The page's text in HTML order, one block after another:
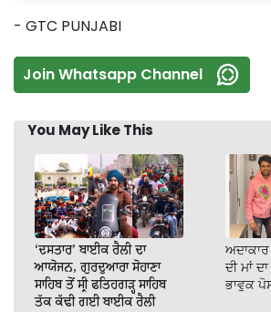
- GTC PUNJABI
Join Whatsapp Channel
You May Like This
‘ਦਸਤਾਰ’ ਬਾਈਕ ਰੈਲੀ ਦਾ
ਆਯੋਜਨ, ਗੁਰਦੁਆਰਾ ਸੋਹਾਣਾ
ਸਾਹਿਬ ਤੋਂ ਸ੍ਰੀ ਫਤਿਹਗੜ੍ਹ ਸਾਹਿਬ
ਤੱਕ ਕੱਢੀ ਗਈ ਬਾਈਕ ਰੈਲੀ
ਦੀ ਮਾਂ
ਭਾਵੁਕ